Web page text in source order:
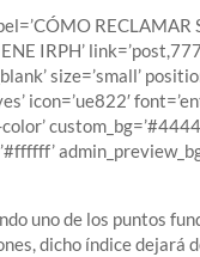
RECLAMAR
IRPH’
size=’small’
icon=’ue822′
uno de los puntos
dicho índice dejará